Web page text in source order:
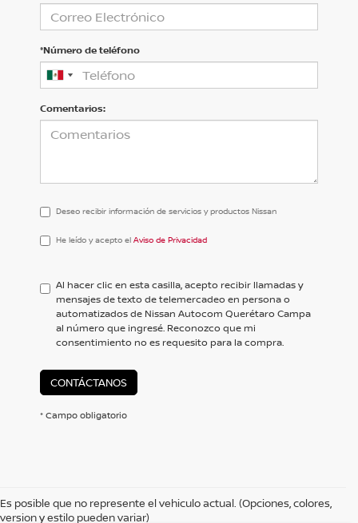
*Número de teléfono
Comentarios:
Deseo recibir información de servicios y productos Nissan
He
acepto
href='/privacy.aspx'
target='_blank'>Aviso
He leído y acepto el Aviso de Privacidad
Al hacer clic en esta casilla, acepto recibir llamadas y
mensajes de texto de telemercadeo en persona o
automatizados de Nissan Autocom Querétaro Campa
al número que ingresé. Reconozco que mi
consentimiento no es requesito para la compra.
CONTÁCTANOS
* Campo obligatorio
Es posible que no represente el vehiculo actual. (Opciones, colores,
version y estilo pueden variar)